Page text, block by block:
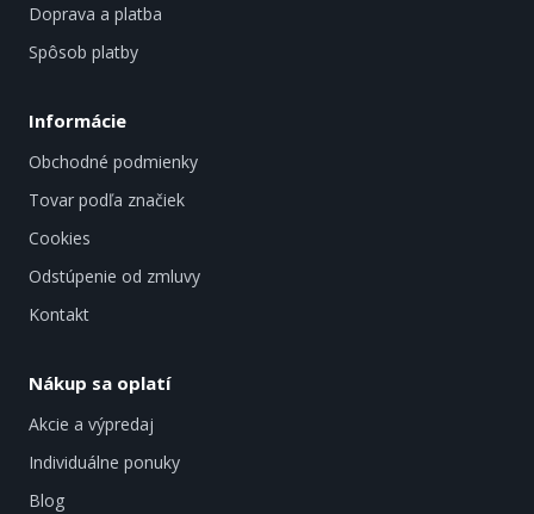
Doprava a platba
Spôsob platby
Informácie
Obchodné podmienky
Tovar podľa značiek
Cookies
Odstúpenie od zmluvy
Kontakt
Nákup sa oplatí
Akcie a výpredaj
Individuálne ponuky
Blog